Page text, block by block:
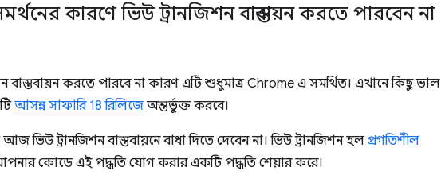
কারণে ভিউ ট্রানজিশন বাস্তবায়ন করতে পারবেন না
বাস্তবায়ন করতে পারবে না কারণ এটি শুধুমাত্র Chrome এ সমর্থিত। এখানে কিছু ভাল
আসন্ন সাফারি 18 রিলিজে অন্তর্ভুক্ত করবে।
ট্রানজিশন বাস্তবায়নে বাধা দিতে দেবেন না। ভিউ ট্রানজিশন হল প্রগতিশীল
কোডে এই পদ্ধতি যোগ করার একটি পদ্ধতি শেয়ার করে।